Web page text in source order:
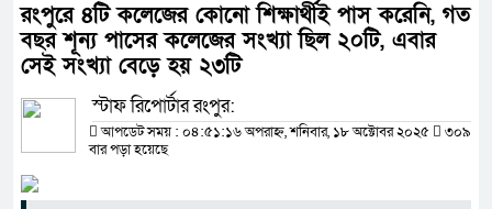
রংপুরে ৪টি কলেজের কোনো শিক্ষার্থীই পাস করেনি, গত
বছর শূন্য পাসের কলেজের সংখ্যা ছিল ২০টি, এবার
সেই সংখ্যা বেড়ে হয় ২৩টি
স্টাফ রিপোর্টার রংপুর:
আপডেট সময় : ০৪:৫১:১৬ অপরাহ্ন, শনিবার, ১৮ অক্টোবর ২০২৫
৩০৯
বার পড়া হয়েছে